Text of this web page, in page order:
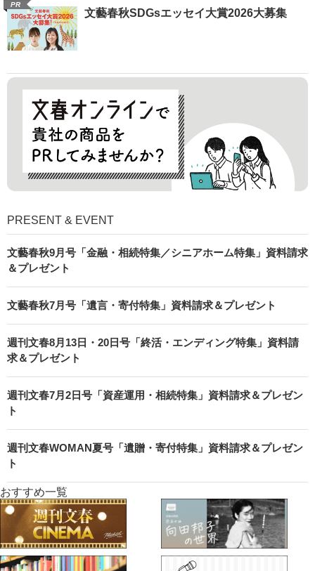
PR
文藝春秋SDGsエッセイ大賞2026大募集
PRESENT & EVENT
文藝春秋9月号「金融・相続特集／シニアホーム特集」資料請求
＆プレゼント
文藝春秋7月号「遺言・寄付特集」資料請求＆プレゼント
週刊文春8月13日・20日号「終活・エンディング特集」資料請
求＆プレゼント
週刊文春7月2日号「資産運用・相続特集」資料請求＆プレゼン
ト
週刊文春WOMAN夏号「遺贈・寄付特集」資料請求＆プレゼン
ト
おすすめ一覧